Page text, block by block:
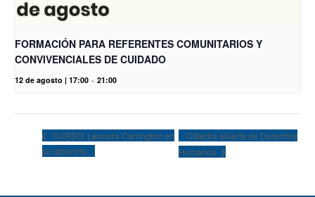
FORMACIÓN PARA REFERENTES COMUNITARIOS Y
CONVIVENCIALES DE CUIDADO
12 de agosto | 17:00 - 21:00
CURSO: Leonora Carrington en
su laberinto
Cátedra abierta de Derechos
Humanos